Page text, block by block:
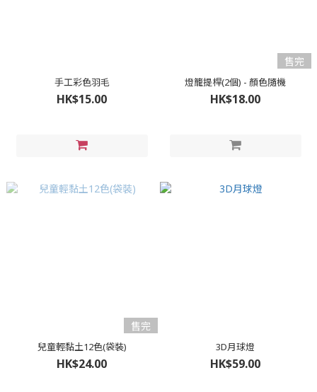
手工彩色羽毛
HK$15.00
售完
燈籠提桿(2個) - 顏色隨機
HK$18.00
售完
兒童輕黏土12色(袋裝)
HK$24.00
3D月球燈
HK$59.00